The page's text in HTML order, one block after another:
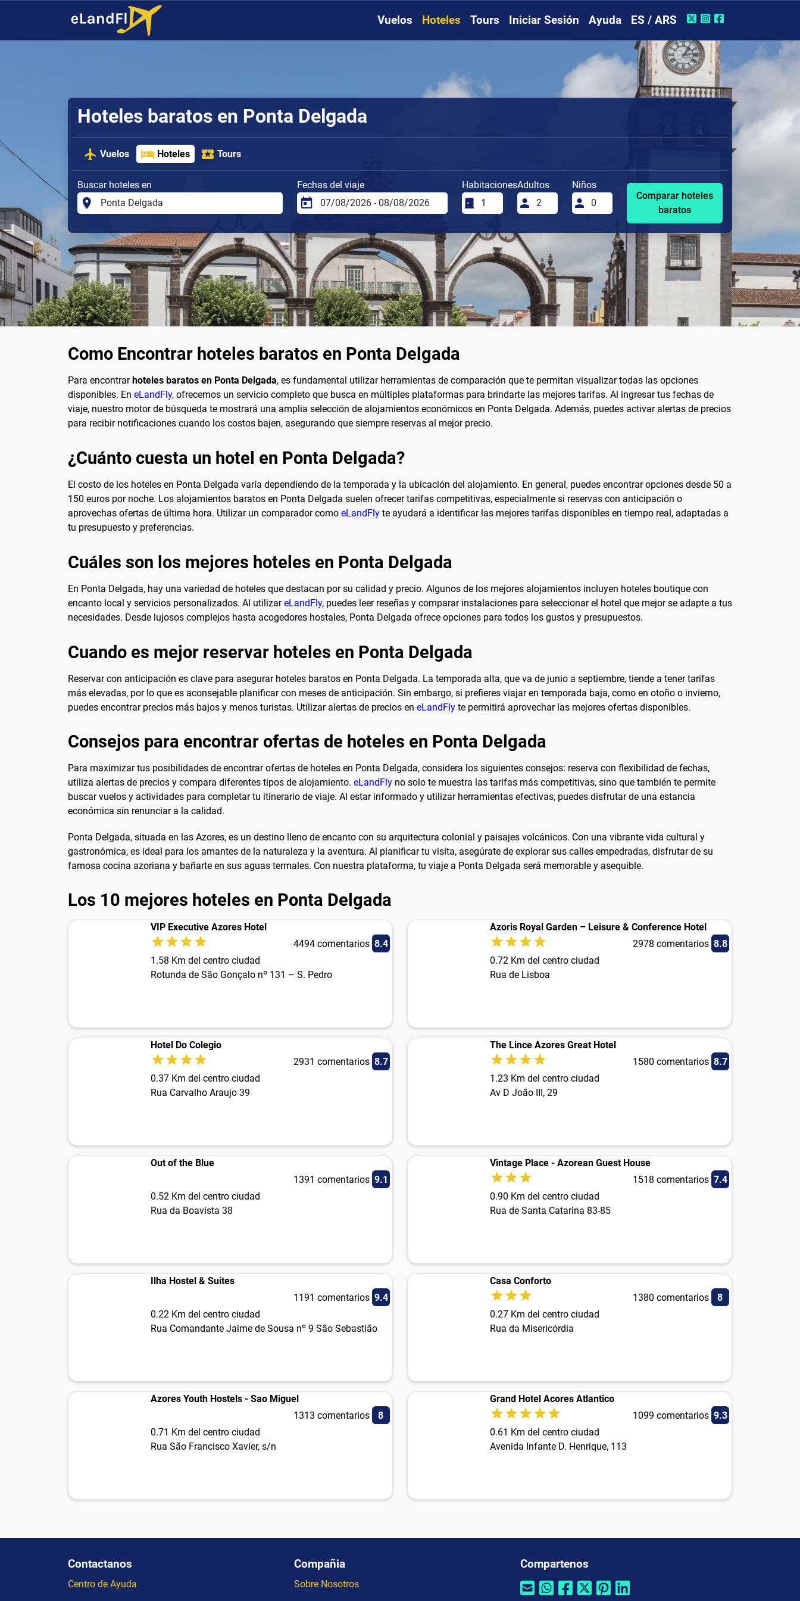
Vuelos Hoteles Tours Iniciar Sesión Ayuda ES / ARS
Hoteles baratos en Ponta Delgada
Vuelos Hoteles Tours
Buscar hoteles en Fechas del viaje HabitacionesAdultos
Niños
Comparar hoteles
baratos
Como Encontrar hoteles baratos en Ponta Delgada
Para encontrar hoteles baratos en Ponta Delgada, es fundamental utilizar herramientas de comparación que te permitan visualizar todas las opciones
disponibles. En eLandFly, ofrecemos un servicio completo que busca en múltiples plataformas para brindarte las mejores tarifas. Al ingresar tus fechas de
viaje, nuestro motor de búsqueda te mostrará una amplia selección de alojamientos económicos en Ponta Delgada. Además, puedes activar alertas de precios
para recibir notificaciones cuando los costos bajen, asegurando que siempre reservas al mejor precio.
¿Cuánto cuesta un hotel en Ponta Delgada?
El costo de los hoteles en Ponta Delgada varía dependiendo de la temporada y la ubicación del alojamiento. En general, puedes encontrar opciones desde 50 a
150 euros por noche. Los alojamientos baratos en Ponta Delgada suelen ofrecer tarifas competitivas, especialmente si reservas con anticipación o
aprovechas ofertas de última hora. Utilizar un comparador como eLandFly te ayudará a identificar las mejores tarifas disponibles en tiempo real, adaptadas a
tu presupuesto y preferencias.
Cuáles son los mejores hoteles en Ponta Delgada
En Ponta Delgada, hay una variedad de hoteles que destacan por su calidad y precio. Algunos de los mejores alojamientos incluyen hoteles boutique con
encanto local y servicios personalizados. Al utilizareLandFly, puedes leer reseñas y comparar instalaciones para seleccionar el hotel que mejor se adapte a tus
necesidades. Desde lujosos complejos hasta acogedores hostales, Ponta Delgada ofrece opciones para todos los gustos y presupuestos.
Cuando es mejor reservar hoteles en Ponta Delgada
Reservar con anticipación es clave para asegurar hoteles baratos en Ponta Delgada. La temporada alta, que va de junio a septiembre, tiende a tener tarifas
más elevadas, por lo que es aconsejable planificar con meses de anticipación. Sin embargo, si prefieres viajar en temporada baja, como en otoño o invierno,
puedes encontrar precios más bajos y menos turistas. Utilizar alertas de precios en eLandFly te permitirá aprovechar las mejores ofertas disponibles.
Consejos para encontrar ofertas de hoteles en Ponta Delgada
Para maximizar tus posibilidades de encontrar ofertas de hoteles en Ponta Delgada, considera los siguientes consejos: reserva con flexibilidad de fechas,
utiliza alertas de precios y compara diferentes tipos de alojamiento. eLandFly no solo te muestra las tarifas más competitivas, sino que también te permite
buscar vuelos y actividades para completar tu itinerario de viaje. Al estar informado y utilizar herramientas efectivas, puedes disfrutar de una estancia
económica sin renunciar a la calidad.
Ponta Delgada, situada en las Azores, es un destino lleno de encanto con su arquitectura colonial y paisajes volcánicos. Con una vibrante vida cultural y
gastronómica, es ideal para los amantes de la naturaleza y la aventura. Al planificar tu visita, asegúrate de explorar sus calles empedradas, disfrutar de su
famosa cocina azoriana y bañarte en sus aguas termales. Con nuestra plataforma, tu viaje a Ponta Delgada será memorable y asequible.
Los 10 mejores hoteles en Ponta Delgada
VIP Executive Azores Hotel
4494 comentarios 8.4
1.58 Km del centro ciudad
Rotunda de São Gonçalo nº 131 – S. Pedro
Azoris Royal Garden – Leisure & Conference Hotel
2978 comentarios 8.8
0.72 Km del centro ciudad
Rua de Lisboa
Hotel Do Colegio
2931 comentarios 8.7
0.37 Km del centro ciudad
Rua Carvalho Araujo 39
The Lince Azores Great Hotel
1580 comentarios 8.7
1.23 Km del centro ciudad
Av D João III, 29
Out of the Blue
1391 comentarios 9.1
0.52 Km del centro ciudad
Rua da Boavista 38
Vintage Place - Azorean Guest House
1518 comentarios 7.4
0.90 Km del centro ciudad
Rua de Santa Catarina 83-85
Ilha Hostel & Suites
1191 comentarios 9.4
0.22 Km del centro ciudad
Rua Comandante Jaime de Sousa nº 9 São Sebastião
Casa Conforto
1380 comentarios
8
0.27 Km del centro ciudad
Rua da Misericórdia
Azores Youth Hostels - Sao Miguel
1313 comentarios
8
0.71 Km del centro ciudad
Rua São Francisco Xavier, s/n
Grand Hotel Acores Atlantico
1099 comentarios 9.3
0.61 Km del centro ciudad
Avenida Infante D. Henrique, 113
Contactanos
Centro de Ayuda
Compañia
Sobre Nosotros
Compartenos